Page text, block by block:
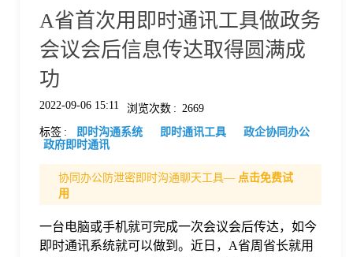
价
格
A省首次用即时通讯工具做政务
会议会后信息传达取得圆满成
功
2022-09-06 15:11 浏览次数 : 2669
标签 : 即时沟通系统 即时通讯工具
政企协同办公
政府即时通讯
协同办公防泄密即时沟通聊天工具— 点击免费试
用
一台电脑或手机就可完成一次会议会后传达，如今
即时通讯系统就可以做到。近日，A省周省长就用